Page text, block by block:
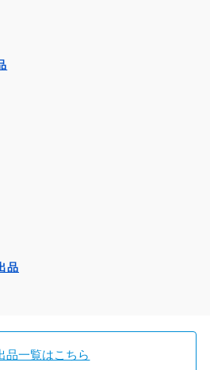
品
品一覧はこちら